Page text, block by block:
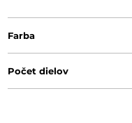
Farba
Počet dielov